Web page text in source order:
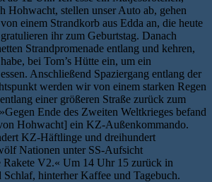
Hohwacht, stellen unser Auto ab, gehen
einem Strandkorb aus Edda an, die heute
ihr zum Geburtstag. Danach
Strandpromenade entlang und kehren,
bei Tom’s Hütte ein, um ein
Anschließend Spaziergang entlang der
werden wir von einem starken Regen
einer größeren Straße zurück zum
Ende des Zweiten Weltkrieges befand
Hohwacht] ein KZ-Außenkommando.
KZ-Häftlinge und dreihundert
Nationen unter SS-Aufsicht
Rakete V2.« Um 14 Uhr 15 zurück in
Schlaf, hinterher Kaffee und Tagebuch.